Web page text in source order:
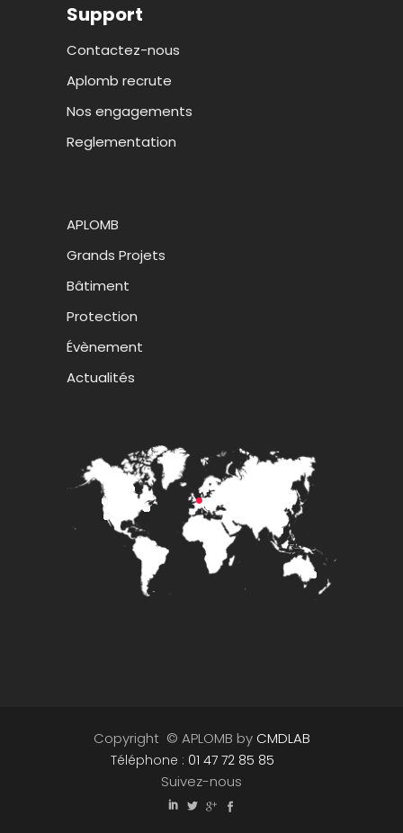
Support
Contactez-nous
Aplomb recrute
Nos engagements
Reglementation
APLOMB
Grands Projets
Bâtiment
Protection
Évènement
Actualités
Copyright © APLOMB by CMDLAB
Téléphone : 01 47 72 85 85
Suivez-nous